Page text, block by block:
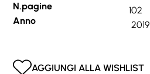
N.pagine
102
Anno
2019
AGGIUNGI ALLA WISHLIST